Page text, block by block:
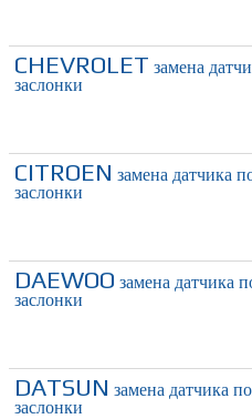
CHEVROLET замена
заслонки
CITROEN замена датчика
заслонки
DAEWOO замена датчика
заслонки
DATSUN замена датчика
заслонки